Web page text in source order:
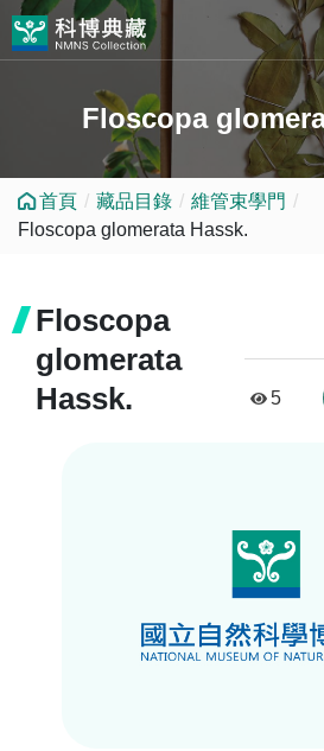
跳到中央內容區塊
Floscopa
首頁 藏品目錄
維管束學門
Floscopa glomerata Hassk.
Floscopa
glomerata
Hassk.
5